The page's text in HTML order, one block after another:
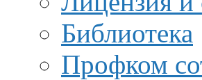
Библиотека
Профком